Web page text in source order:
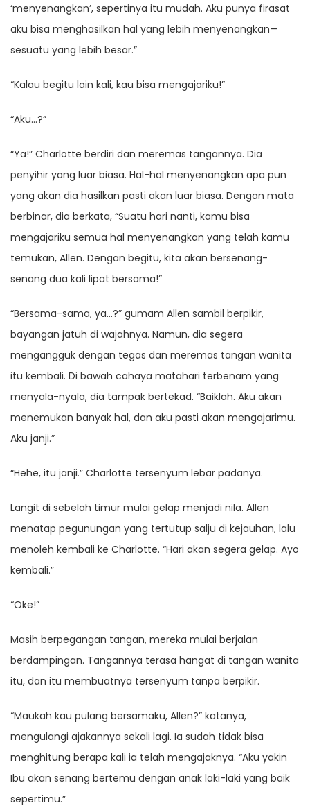
‘menyenangkan’, sepertinya itu mudah. ​​Aku punya firasat
aku bisa menghasilkan hal yang lebih menyenangkan—
sesuatu yang lebih besar.”
“Kalau begitu lain kali, kau bisa mengajariku!”
“Aku…?”
“Ya!” Charlotte berdiri dan meremas tangannya. Dia
penyihir yang luar biasa. Hal-hal menyenangkan apa pun
yang akan dia hasilkan pasti akan luar biasa. Dengan mata
berbinar, dia berkata, “Suatu hari nanti, kamu bisa
mengajariku semua hal menyenangkan yang telah kamu
temukan, Allen. Dengan begitu, kita akan bersenang-
senang dua kali lipat bersama!”
“Bersama-sama, ya…?” gumam Allen sambil berpikir,
bayangan jatuh di wajahnya. Namun, dia segera
mengangguk dengan tegas dan meremas tangan wanita
itu kembali. Di bawah cahaya matahari terbenam yang
menyala-nyala, dia tampak bertekad. “Baiklah. Aku akan
menemukan banyak hal, dan aku pasti akan mengajarimu.
Aku janji.”
“Hehe, itu janji.” Charlotte tersenyum lebar padanya.
Langit di sebelah timur mulai gelap menjadi nila. Allen
menatap pegunungan yang tertutup salju di kejauhan, lalu
menoleh kembali ke Charlotte. “Hari akan segera gelap. Ayo
kembali.”
“Oke!”
Masih berpegangan tangan, mereka mulai berjalan
berdampingan. Tangannya terasa hangat di tangan wanita
itu, dan itu membuatnya tersenyum tanpa berpikir.
“Maukah kau pulang bersamaku, Allen?” katanya,
mengulangi ajakannya sekali lagi. Ia sudah tidak bisa
menghitung berapa kali ia telah mengajaknya. “Aku yakin
Ibu akan senang bertemu dengan anak laki-laki yang baik
sepertimu.”